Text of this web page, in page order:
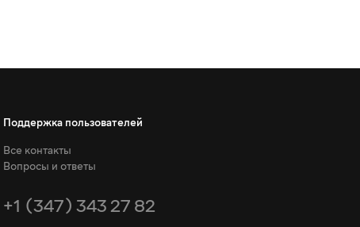
Поддержка пользователей
Все контакты
Вопросы и ответы
+1 (347) 343 27 82